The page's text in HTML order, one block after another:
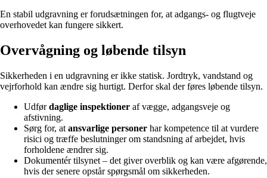
En stabil udgravning er forudsætningen for, at adgangs- og flugtveje
overhovedet kan fungere sikkert.
Overvågning og løbende tilsyn
Sikkerheden i en udgravning er ikke statisk. Jordtryk, vandstand og
vejrforhold kan ændre sig hurtigt. Derfor skal der føres løbende tilsyn.
Udførdaglige inspektioner af vægge, adgangsveje og
afstivning.
Sørg for, at ansvarlige personer har kompetence til at vurdere
risici og træffe beslutninger om standsning af arbejdet, hvis
forholdene ændrer sig.
Dokumentér tilsynet – det giver overblik og kan være afgørende,
hvis der senere opstår spørgsmål om sikkerheden.